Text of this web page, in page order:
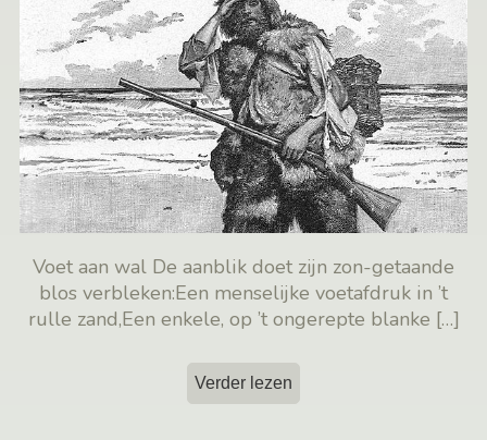
Voet aan wal De aanblik doet zijn zon-getaande
blos verbleken:Een menselijke voetafdruk in ’t
rulle zand,Een enkele, op ’t ongerepte blanke […]
Verder lezen